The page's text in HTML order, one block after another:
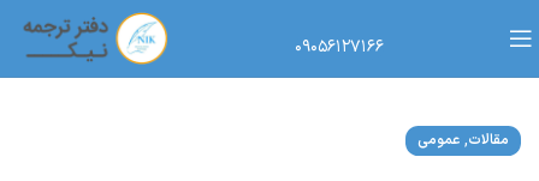
۰۹۰۵۶۱۲۷۱۶۶
مقالات, عمومی